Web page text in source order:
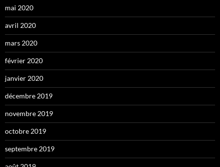
mai 2020
avril 2020
mars 2020
février 2020
janvier 2020
décembre 2019
novembre 2019
octobre 2019
septembre 2019